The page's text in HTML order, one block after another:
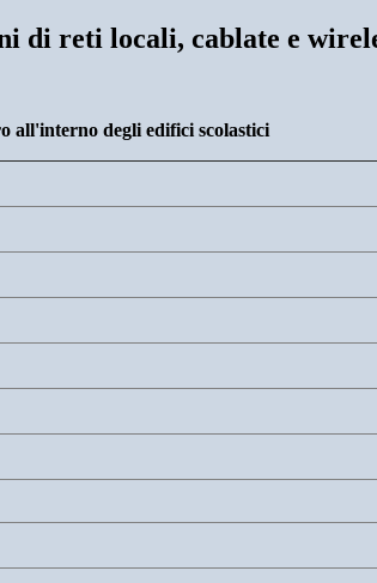
di reti locali, cablate e
all'interno degli edifici scolastici